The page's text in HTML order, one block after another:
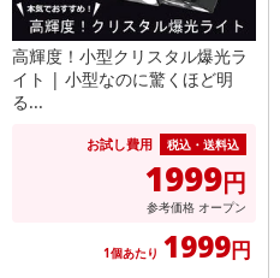
高輝度！小型クリスタル爆光ラ
イト | 小型なのに驚くほど明
る...
お試し費用 税込・送料込
1999円
参考価格 オープン
1個あたり 1999円